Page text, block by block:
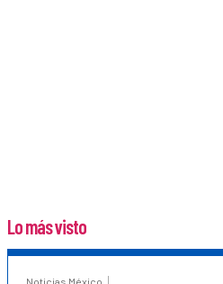
Lo más visto
Noticias México